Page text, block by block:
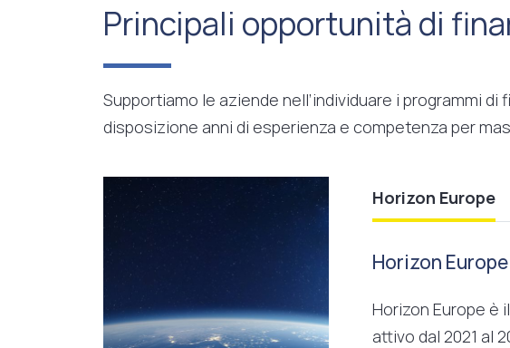
Principali opportunità di
Supportiamo le aziende nell’individuare i programmi
disposizione anni di esperienza e competenza per
Horizon Europe
Horizon Europe
Horizon Europe è
attivo dal 2021 al